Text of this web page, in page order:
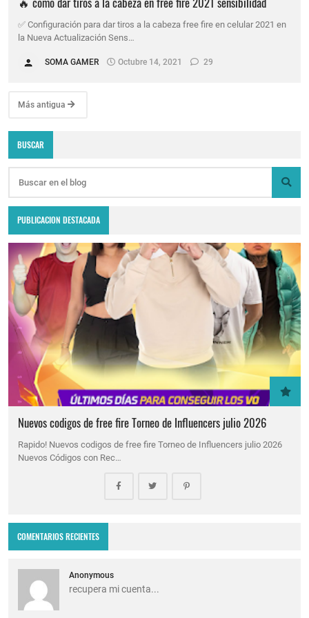
✅ Configuración para dar tiros a la cabeza free fire en celular 2021 en
la Nueva Actualización Sens…
SOMA GAMER Octubre 14, 2021 29
Más antigua
BUSCAR
PUBLICACION DESTACADA
Nuevos codigos de free fire Torneo de Influencers julio 2026
Rapido! Nuevos codigos de free fire Torneo de Influencers julio 2026
Nuevos Códigos con Rec…
COMENTARIOS RECIENTES
Anonymous
recupera mi cuenta...